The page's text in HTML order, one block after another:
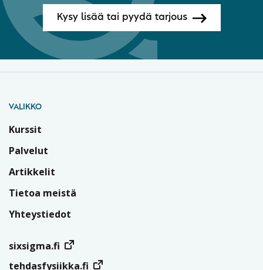
Kysy lisää tai pyydä tarjous
VALIKKO
Kurssit
Palvelut
Artikkelit
Tietoa meistä
Yhteystiedot
sixsigma.fi
tehdasfysiikka.fi